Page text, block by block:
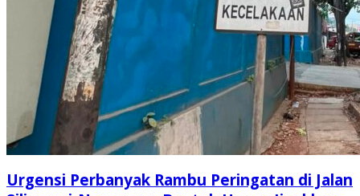
Urgensi Perbanyak Rambu Peringatan di Jalan